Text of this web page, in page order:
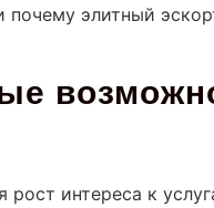
элитный
интереса к